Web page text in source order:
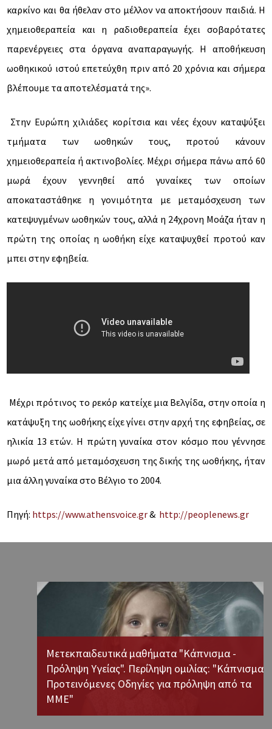
καρκίνο και θα ήθελαν στο μέλλον να αποκτήσουν παιδιά. Η
χημειοθεραπεία και η ραδιοθεραπεία έχει σοβαρότατες
παρενέργειες στα όργανα αναπαραγωγής. Η αποθήκευση
ωοθηκικού ιστού επετεύχθη πριν από 20 χρόνια και σήμερα
βλέπουμε τα αποτελέσματά της».
Στην Ευρώπη χιλιάδες κορίτσια και νέες έχουν καταψύξει
τμήματα των ωοθηκών τους, προτού κάνουν
χημειοθεραπεία ή ακτινοβολίες. Μέχρι σήμερα πάνω από 60
μωρά έχουν γεννηθεί από γυναίκες των οποίων
αποκαταστάθηκε η γονιμότητα με μεταμόσχευση των
κατεψυγμένων ωοθηκών τους, αλλά η 24χρονη Μοάζα ήταν η
πρώτη της οποίας η ωοθήκη είχε καταψυχθεί προτού καν
μπει στην εφηβεία.
Μέχρι πρότινος το ρεκόρ κατείχε μια Βελγίδα, στην οποία η
κατάψυξη της ωοθήκης είχε γίνει στην αρχή της εφηβείας, σε
ηλικία 13 ετών. Η πρώτη γυναίκα στον κόσμο που γέννησε
μωρό μετά από μεταμόσχευση της δικής της ωοθήκης, ήταν
μια άλλη γυναίκα στο Βέλγιο το 2004.
Πηγή: https://www.athensvoice.gr& http://peoplenews.gr
Μετεκπαιδευτικά μαθήματα "Κάπνισμα -
Πρόληψη Υγείας". Περίληψη ομιλίας: "Κάπνισμα:
Προτεινόμενες Οδηγίες για πρόληψη από τα
ΜΜΕ"